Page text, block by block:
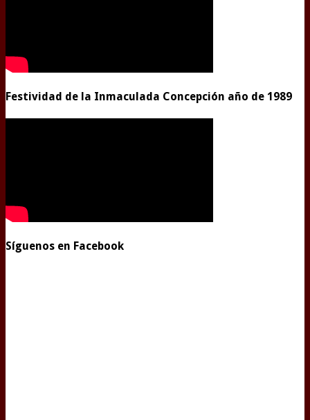
Festividad de la Inmaculada Concepción año de 1989
Síguenos en Facebook